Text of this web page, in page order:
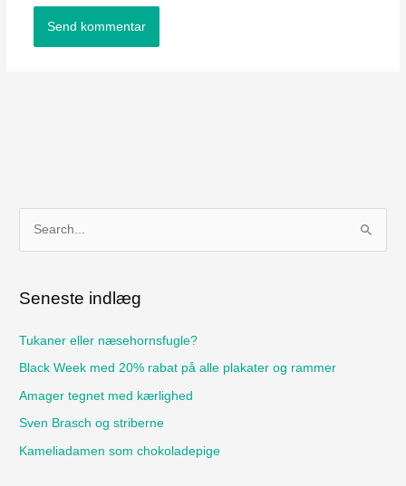
e
r
:
Seneste indlæg
Tukaner eller næsehornsfugle?
Black Week med 20% rabat på alle plakater og rammer
Amager tegnet med kærlighed
Sven Brasch og striberne
Kameliadamen som chokoladepige